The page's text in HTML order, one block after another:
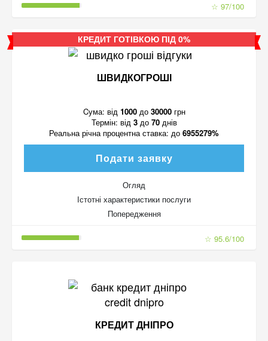
☆ 97/100
КРЕДИТ ГОТІВКОЮ ПІД 0%
ШВИДКОГРОШІ
Cума: від 1000до 30000грн
Термін: від 3до 70днів
Реальна річна процентна ставка: до 6955279%
Подати заявку
Огляд
Істотні характеристики послуги
Попередження
☆ 95.6/100
КРЕДИТ ДНІПРО